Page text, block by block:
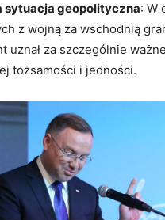
sytuacja geopolityczna: W
z wojną za wschodnią
uznał za szczególnie
tożsamości i jedności.